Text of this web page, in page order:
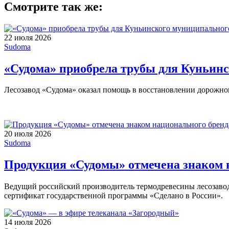
Смотрите так же:
22 июля 2026
Sudoma
«Судома» приобрела трубы для
Лесозавод «Судома» оказал помощь в восстановлении
20 июля 2026
Sudoma
Продукция «Судомы» отмечена знаком
Ведущий российский производитель термодревесины
сертификат государственной программы «Сделано в России».
14 июля 2026